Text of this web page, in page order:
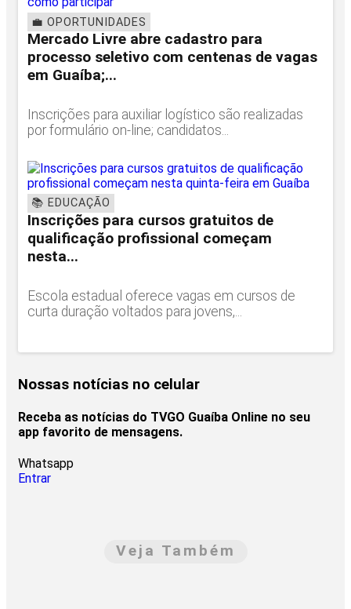
💼 OPORTUNIDADES
Mercado Livre abre cadastro para
processo seletivo com centenas de vagas
em Guaíba;...
Inscrições para auxiliar logístico são realizadas
por formulário on-line; candidatos...
📚 EDUCAÇÃO
Inscrições para cursos gratuitos de
qualificação profissional começam
nesta...
Escola estadual oferece vagas em cursos de
curta duração voltados para jovens,...
Nossas notícias no celular
Receba as notícias do TVGO Guaíba Online no seu
app favorito de mensagens.
Whatsapp
Entrar
Veja Também